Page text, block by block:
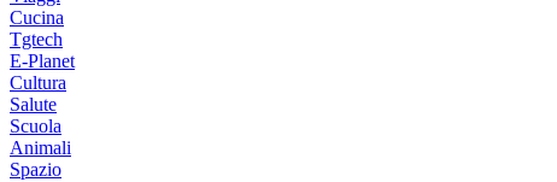
Cucina
Tgtech
E-Planet
Cultura
Salute
Scuola
Animali
Spazio